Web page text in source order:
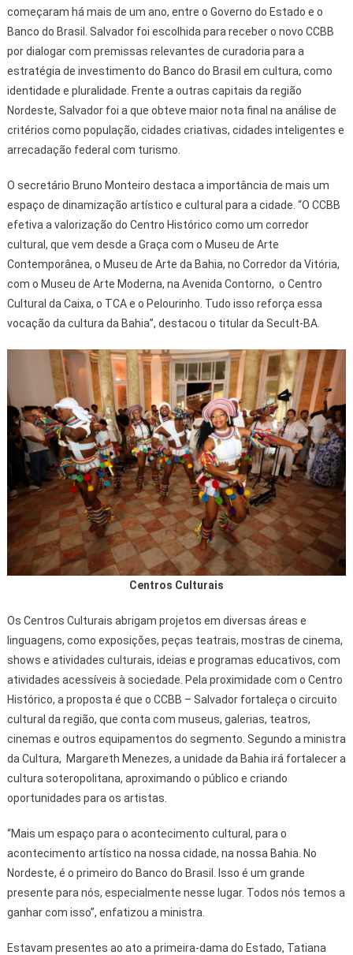
começaram há mais de um ano, entre o Governo do Estado e o
Banco do Brasil. Salvador foi escolhida para receber o novo CCBB
por dialogar com premissas relevantes de curadoria para a
estratégia de investimento do Banco do Brasil em cultura, como
identidade e pluralidade. Frente a outras capitais da região
Nordeste, Salvador foi a que obteve maior nota final na análise de
critérios como população, cidades criativas, cidades inteligentes e
arrecadação federal com turismo.
O secretário Bruno Monteiro destaca a importância de mais um
espaço de dinamização artístico e cultural para a cidade. “O CCBB
efetiva a valorização do Centro Histórico como um corredor
cultural, que vem desde a Graça com o Museu de Arte
Contemporânea, o Museu de Arte da Bahia, no Corredor da Vitória,
com o Museu de Arte Moderna, na Avenida Contorno, o Centro
Cultural da Caixa, o TCA e o Pelourinho. Tudo isso reforça essa
vocação da cultura da Bahia”, destacou o titular da Secult-BA.
Centros Culturais
Os Centros Culturais abrigam projetos em diversas áreas e
linguagens, como exposições, peças teatrais, mostras de cinema,
shows e atividades culturais, ideias e programas educativos, com
atividades acessíveis à sociedade. Pela proximidade com o Centro
Histórico, a proposta é que o CCBB – Salvador fortaleça o circuito
cultural da região, que conta com museus, galerias, teatros,
cinemas e outros equipamentos do segmento. Segundo a ministra
da Cultura, Margareth Menezes, a unidade da Bahia irá fortalecer a
cultura soteropolitana, aproximando o público e criando
oportunidades para os artistas.
“Mais um espaço para o acontecimento cultural, para o
acontecimento artístico na nossa cidade, na nossa Bahia. No
Nordeste, é o primeiro do Banco do Brasil. Isso é um grande
presente para nós, especialmente nesse lugar. Todos nós temos a
ganhar com isso”, enfatizou a ministra.
Estavam presentes ao ato a primeira-dama do Estado, Tatiana